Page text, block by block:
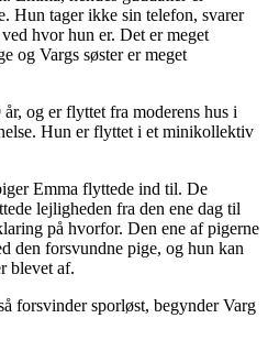
Hun tager ikke sin telefon, svarer
hvor hun er. Det er meget
og Vargs søster er meget
og er flyttet fra moderens hus i
Hun er flyttet i et minikollektiv
Emma flyttede ind til. De
lejligheden fra den ene dag til
på hvorfor. Den ene af pigerne
den forsvundne pige, og hun kan
blevet af.
forsvinder sporløst, begynder Varg